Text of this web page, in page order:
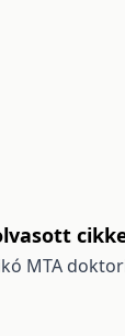
MTA